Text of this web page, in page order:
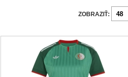
ZOBRAZIŤ: